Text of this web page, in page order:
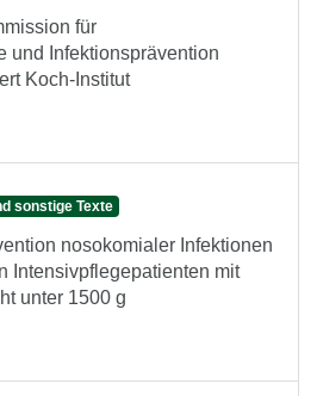
für
und Infektionsprävention
Koch-Institut
sonstige Texte
nosokomialer Infektionen
Intensivpflegepatienten mit
unter 1500 g